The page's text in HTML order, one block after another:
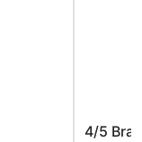
Sina
4/5 Bra